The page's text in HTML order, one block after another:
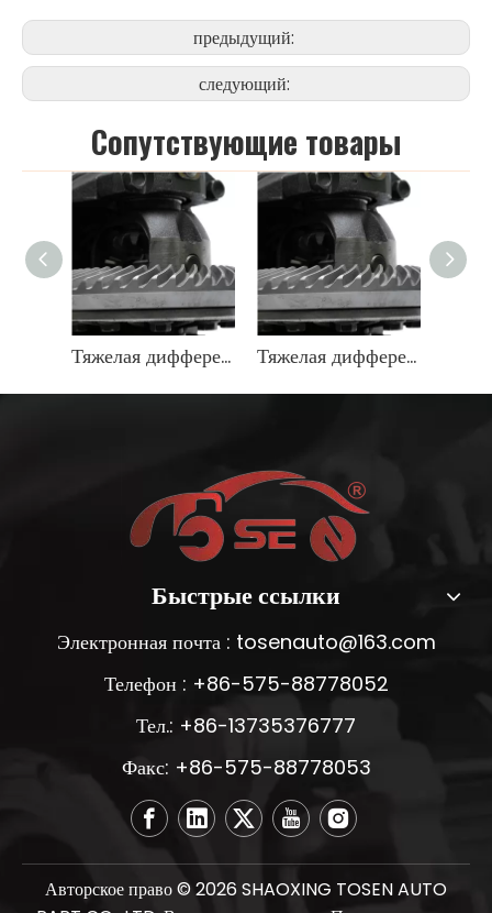
предыдущий:
следующий:
Cопутствующие товары
Тяжелая дифференциальная передача OEM 9071666 Тяжелая дифференциальная передача OEM 9071666
Быстрые ссылки
Электронная почта : tosenauto@163.com
Телефон : +86-575-88778052
Тел.: +86-13735376777
Факс: +86-575-88778053
Авторское право ©2026 SHAOXING TOSEN AUTO